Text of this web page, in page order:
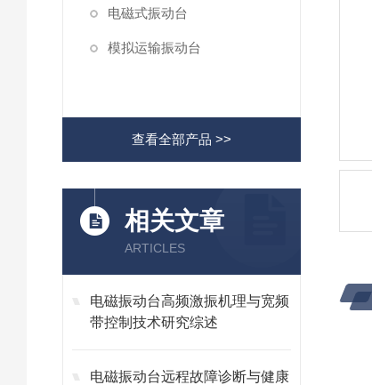
电磁式振动台
模拟运输振动台
查看全部产品 >>
相关文章
ARTICLES
电磁振动台高频激振机理与宽频
带控制技术研究综述
电磁振动台远程故障诊断与健康